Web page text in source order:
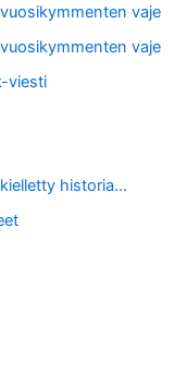
vaje
vaje
viesti
historia…